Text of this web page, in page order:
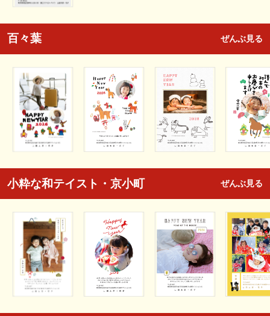
百々葉 ぜんぶ見る
小粋な和テイスト・京小町 ぜんぶ見る